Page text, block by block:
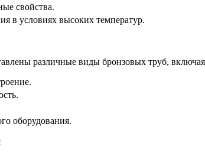
свойства.
в условиях высоких температур.
различные виды бронзовых труб,
оборудования.